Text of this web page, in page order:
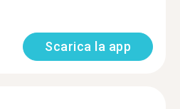
Scarica la app